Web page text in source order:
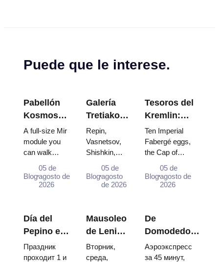
Puede que le interese.
Pabellón
Kosmos
en VDNKh:
Dentro de
la
Exposición
Espacial
Rusia
A full-size Mir
module you
can walk
Energia–
Buran model,
capsules and
120 pieces of
flight...
Blog
05 de
agosto de
2026
Galería
Tretiakov:
Las obras
maestras
que valen
la pena
planear el
Repin,
Vasnetsov,
Shishkin,
and Surikov
— the works
where they
hang, and
the...
Blog
05 de
agosto
de 2026
Tesoros del
Kremlin:
Huevos
Fabergé,
Tronos y
Túnicas de
Coronación
Ten Imperial
Fabergé eggs,
the Cap of
double throne of
two boy tsars
of Catherine...
Blog
05 de
agosto de
2026
Día del
Pepino en
Suzdal
2026:
Праздник
проходит 1 и
Mausoleo
de Lenin:
horario de
apertura,
Вторник,
среда,
De
Domodedovo
al centro de
Moscú:
Аэроэкспресс
за 45 минут,